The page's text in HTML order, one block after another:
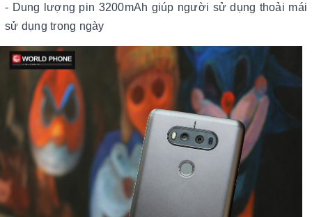
- Dung lượng pin 3200mAh giúp người sử dụng thoải mái
sử dụng trong ngày